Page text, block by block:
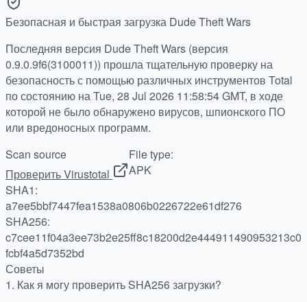
Безопасная и быстрая загрузка Dude Theft Wars
Последняя версия Dude Theft Wars (версия
0.9.0.9f6(3100011)) прошла тщательную проверку на
безопасность с помощью различных инструментов Total
по состоянию на Tue, 28 Jul 2026 11:58:54 GMT, в ходе
которой не было обнаружено вирусов, шпионского ПО
или вредоносных программ.
Scan source
Проверить Virustotal
File type:
APK
SHA1:
a7ee5bbf7447fea1538a0806b0226722e61df276
SHA256:
c7cee11f04a3ee73b2e25ff8c18200d2e444911490953213c0
fcbf4a5d7352bd
Советы
1. Как я могу проверить SHA256 загрузки?